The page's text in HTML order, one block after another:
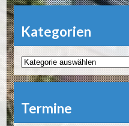
Kategorien
Kategorien
Termine